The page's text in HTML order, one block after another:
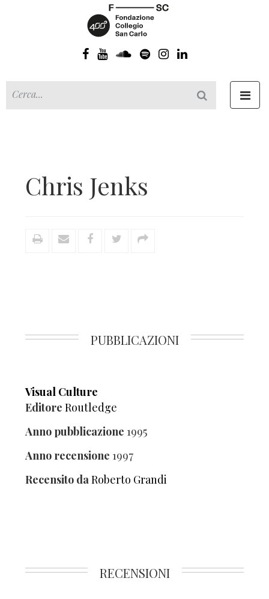
Chris Jenks
PUBBLICAZIONI
Visual Culture
Editore Routledge
Anno pubblicazione 1995
Anno recensione 1997
Recensito daRoberto Grandi
RECENSIONI